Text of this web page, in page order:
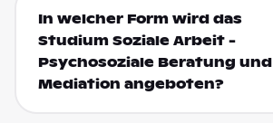
In welcher Form wird das
Studium Soziale Arbeit -
Psychosoziale Beratung und
Mediation angeboten?